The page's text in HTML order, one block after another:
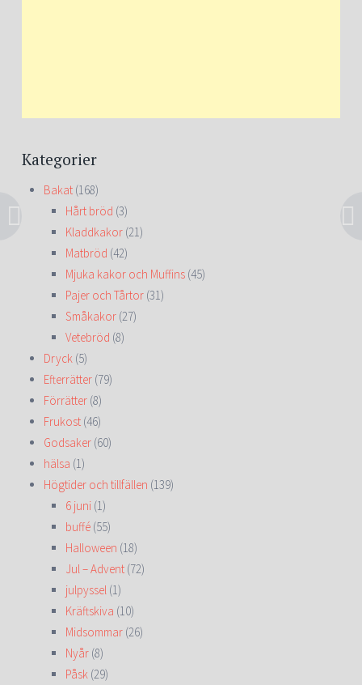
Kategorier
Bakat (168)
Hårt bröd (3)
Kladdkakor (21)
Matbröd (42)
Mjuka kakor och Muffins (45)
Pajer och Tårtor (31)
Småkakor (27)
Vetebröd (8)
Dryck (5)
Efterrätter (79)
Förrätter (8)
Frukost (46)
Godsaker (60)
hälsa (1)
Högtider och tillfällen (139)
6 juni (1)
buffé (55)
Halloween (18)
Jul – Advent (72)
julpyssel (1)
Kräftskiva (10)
Midsommar (26)
Nyår (8)
Påsk (29)